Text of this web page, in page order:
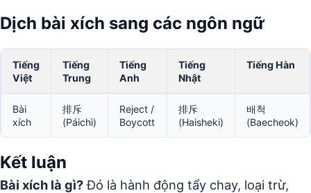
Dịch bài xích sang các ngôn ngữ
Tiếng
Việt
Tiếng
Trung
Tiếng
Anh
Tiếng
Nhật
Tiếng Hàn
Bài
xích
排斥
(Páichì)
Reject /
Boycott
排斥
(Haisheki)
배척
(Baecheok)
Kết luận
Bài xích là gì?Đó là hành động tẩy chay, loại trừ,